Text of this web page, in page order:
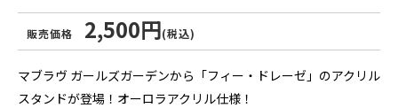
販売価格 2,500円(税込)
マブラヴ ガールズガーデンから「フィー・ドレーゼ」のアクリル
スタンドが登場！オーロラアクリル仕様！